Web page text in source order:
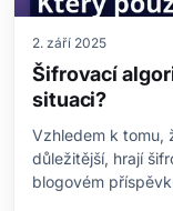
2. září 2025
Šifrovací
situaci?
Vzhledem k tomu,
důležitější, hrají
blogovém